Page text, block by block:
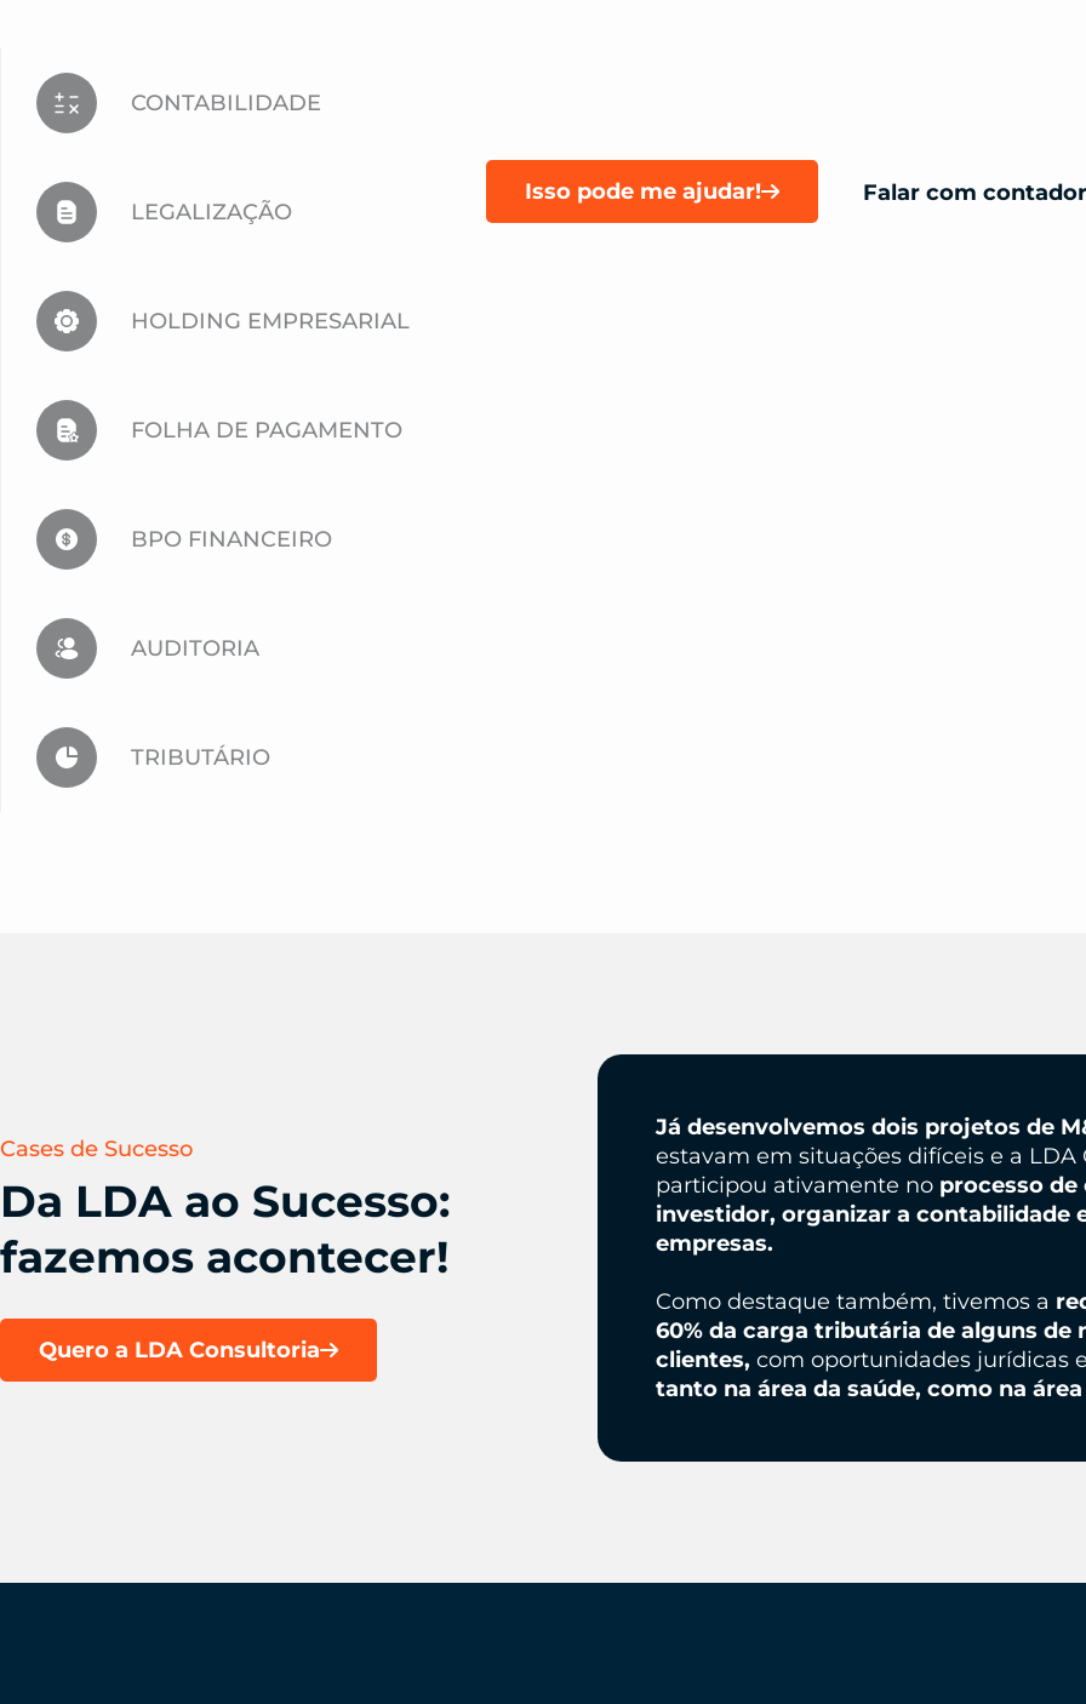
CONTABILIDADE
LEGALIZAÇÃO
HOLDING EMPRESARIAL
FOLHA DE PAGAMENTO
BPO FINANCEIRO
AUDITORIA
TRIBUTÁRIO
Isso pode me ajudar! Falar com contador
Cases de Sucesso
Da LDA ao Sucesso:
fazemos acontecer!
Quero a LDA Consultoria
Já desenvolvemos dois projetos de
estavam em situações difíceis e a LDA
participou ativamente no processo
investidor, organizar a contabilidade
empresas.
Como destaque também, tivemos a
60% da carga tributária de alguns de
clientes, com oportunidades jurídicas
tanto na área da saúde, como na